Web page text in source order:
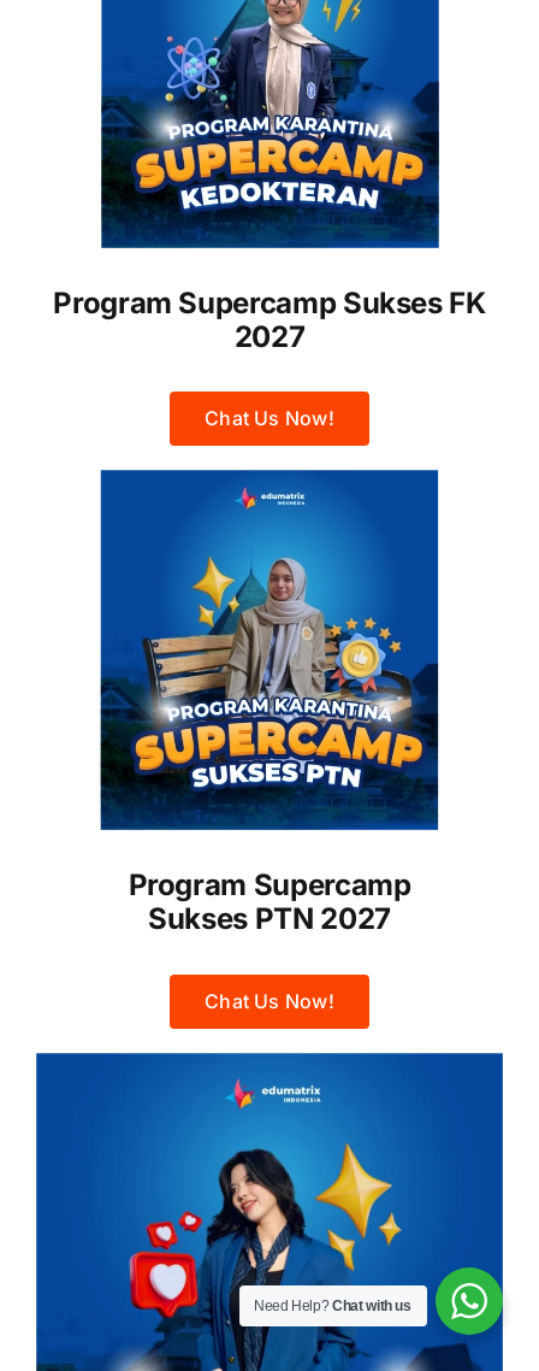
Program Supercamp Sukses FK
2027
Chat Us Now!
Program Supercamp
Sukses PTN 2027
Chat Us Now!
Need Help?Chat with us